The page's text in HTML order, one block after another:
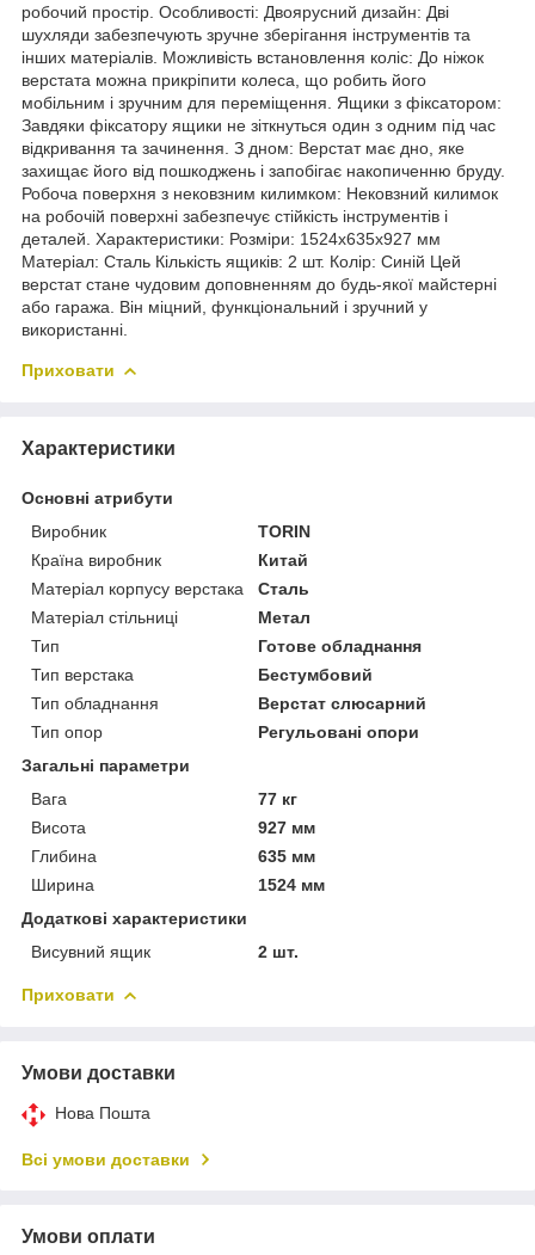
робочий простір. Особливості: Двоярусний дизайн: Дві
шухляди забезпечують зручне зберігання інструментів та
інших матеріалів. Можливість встановлення коліс: До ніжок
верстата можна прикріпити колеса, що робить його
мобільним і зручним для переміщення. Ящики з фіксатором:
Завдяки фіксатору ящики не зіткнуться один з одним під час
відкривання та зачинення. З дном: Верстат має дно, яке
захищає його від пошкоджень і запобігає накопиченню бруду.
Робоча поверхня з нековзним килимком: Нековзний килимок
на робочій поверхні забезпечує стійкість інструментів і
деталей. Характеристики: Розміри: 1524x635x927 мм
Матеріал: Сталь Кількість ящиків: 2 шт. Колір: Синій Цей
верстат стане чудовим доповненням до будь-якої майстерні
або гаража. Він міцний, функціональний і зручний у
використанні.
Приховати
Характеристики
Основні атрибути
Виробник
TORIN
Країна виробник
Китай
Матеріал корпусу верстака
Сталь
Матеріал стільниці
Метал
Тип
Готове обладнання
Тип верстака
Бестумбовий
Тип обладнання
Верстат слюсарний
Тип опор
Регульовані опори
Загальні параметри
Вага
77 кг
Висота
927 мм
Глибина
635 мм
Ширина
1524 мм
Додаткові характеристики
Висувний ящик
2 шт.
Приховати
Умови доставки
Нова Пошта
Всі умови доставки
Умови оплати